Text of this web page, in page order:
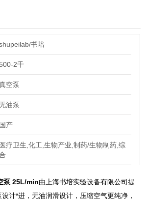
书培
2千
空泵
油泵
国产
医疗卫生,化工,生物产业,制药/生物制药,综
泵 25L/min由上海书培实验设备有限公司提
计*进，无油润滑设计，压缩空气更纯净，